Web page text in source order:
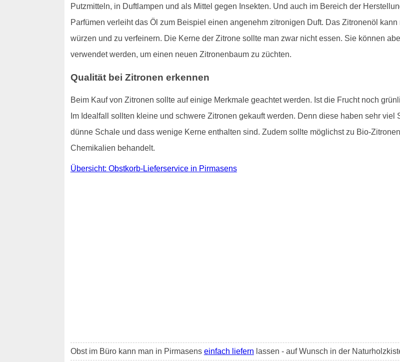
Putzmitteln, in Duftlampen und als Mittel gegen Insekten. Und auch im Bereich der
Parfümen verleiht das Öl zum Beispiel einen angenehm zitronigen Duft. Das Zitronenöl
würzen und zu verfeinern. Die Kerne der Zitrone sollte man zwar nicht essen. Sie können
verwendet werden, um einen neuen Zitronenbaum zu züchten.
Qualität bei Zitronen erkennen
Beim Kauf von Zitronen sollte auf einige Merkmale geachtet werden. Ist die Frucht noch
Im Idealfall sollten kleine und schwere Zitronen gekauft werden. Denn diese haben sehr
dünne Schale und dass wenige Kerne enthalten sind. Zudem sollte möglichst zu Bio-
Chemikalien behandelt.
Übersicht: Obstkorb-Lieferservice in Pirmasens
Obst im Büro kann man in Pirmasens einfach liefern lassen - auf Wunsch in der